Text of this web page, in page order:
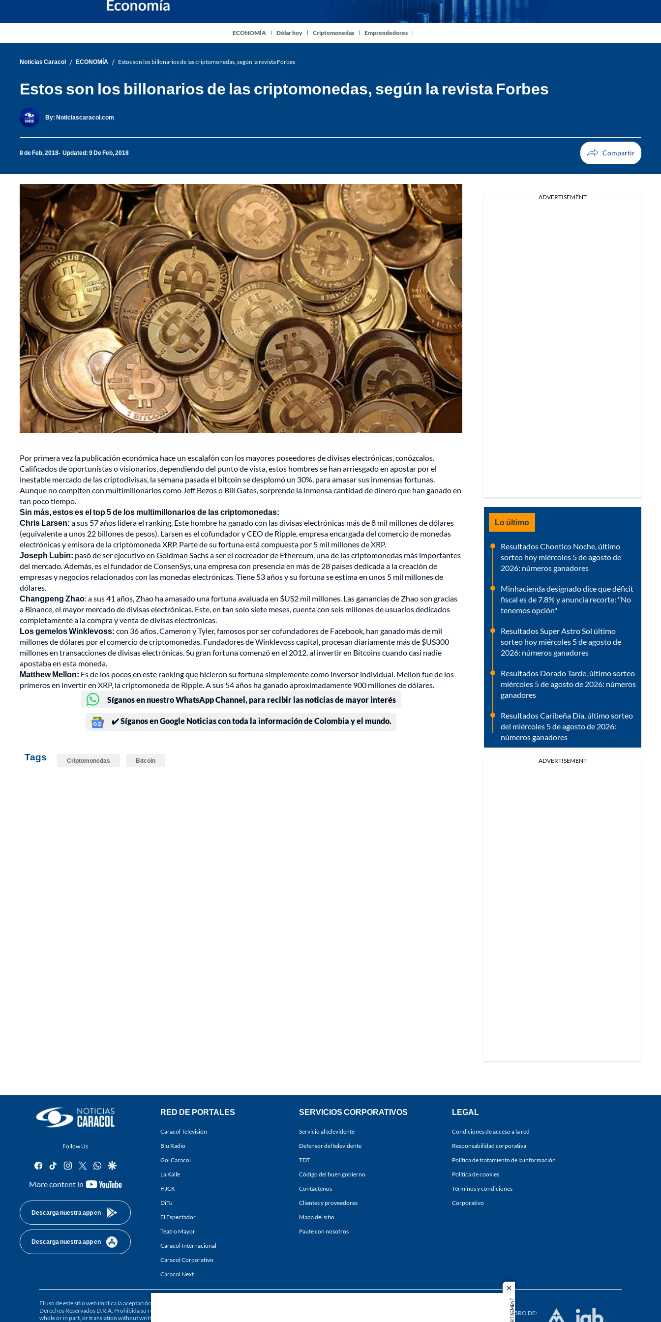
close
ECONOMÍA Dólar hoy Criptomonedas Emprendedores
Noticias Caracol / ECONOMÍA / Estos son los billonarios de las criptomonedas, según la revista Forbes
Estos son los billonarios de las criptomonedas, según la revista Forbes
By: Noticiascaracol.com
8 de Feb, 2018 Updated: 9 De Feb, 2018
Por primera vez la publicación económica hace un escalafón con los mayores poseedores de divisas electrónicas, conózcalos.
Calificados de oportunistas o visionarios, dependiendo del punto de vista, estos hombres se han arriesgado en apostar por el
inestable mercado de las criptodivisas, la semana pasada el bitcoin se desplomó un 30%, para amasar sus inmensas fortunas.
Aunque no compiten con multimillonarios como Jeff Bezos o Bill Gates, sorprende la inmensa cantidad de dinero que han ganado en
tan poco tiempo.
Sin más, estos es el top 5 de los multimillonarios de las criptomonedas:
Chris Larsen: a sus 57 años lidera el ranking. Este hombre ha ganado con las divisas electrónicas más de 8 mil millones de dólares
(equivalente a unos 22 billones de pesos). Larsen es el cofundador y CEO de Ripple, empresa encargada del comercio de monedas
electrónicas y emisora de la criptomoneda XRP. Parte de su fortuna está compuesta por 5 mil millones de XRP.
Joseph Lubin: pasó de ser ejecutivo en Goldman Sachs a ser el cocreador de Ethereum, una de las criptomonedas más importantes
del mercado. Además, es el fundador de ConsenSys, una empresa con presencia en más de 28 países dedicada a la creación de
empresas y negocios relacionados con las monedas electrónicas. Tiene 53 años y su fortuna se estima en unos 5 mil millones de
dólares.
Changpeng Zhao: a sus 41 años, Zhao ha amasado una fortuna avaluada en $US2 mil millones. Las ganancias de Zhao son gracias
a Binance, el mayor mercado de divisas electrónicas. Este, en tan solo siete meses, cuenta con seis millones de usuarios dedicados
completamente a la compra y venta de divisas electrónicas.
Los gemelos Winklevoss: con 36 años, Cameron y Tyler, famosos por ser cofundadores de Facebook, han ganado más de mil
millones de dólares por el comercio de criptomonedas. Fundadores de Winklevoss capital, procesan diariamente más de $US300
millones en transacciones de divisas electrónicas. Su gran fortuna comenzó en el 2012, al invertir en Bitcoins cuando casi nadie
apostaba en esta moneda.
Matthew Mellon: Es de los pocos en este ranking que hicieron su fortuna simplemente como inversor individual. Mellon fue de los
primeros en invertir en XRP, la criptomoneda de Ripple. A sus 54 años ha ganado aproximadamente 900 millones de dólares.
Síganos en nuestro WhatsApp Channel, para recibir las noticias de mayor interés
✔️ Síganos en Google Noticias con toda la información de Colombia y el mundo.
Tags Criptomonedas Bitcoin
ADVERTISEMENT
Lo último
Resultados Chontico Noche, último
sorteo hoy miércoles 5 de agosto de
2026: números ganadores
Minhacienda designado dice que déficit
fiscal es de 7.8% y anuncia recorte: "No
tenemos opción"
Resultados Super Astro Sol último
sorteo hoy miércoles 5 de agosto de
2026: números ganadores
Resultados Dorado Tarde, último sorteo
miércoles 5 de agosto de 2026: números
ganadores
Resultados Caribeña Día, último sorteo
del miércoles 5 de agosto de 2026:
números ganadores
ADVERTISEMENT
Follow Us
facebook
tiktok instagram
twitterwhatsapp
google
More content in
youtube-
Descarga nuestra app en
Descarga nuestra app en
RED DE PORTALES
Caracol Televisión
Blu Radio
Gol Caracol
La Kalle
HJCK
DiTu
El Espectador
Teatro Mayor
Caracol Internacional
Caracol Corporativo
Caracol Next
SERVICIOS CORPORATIVOS
Servicio al televidente
Defensor del televidente
TDT
Código del buen gobierno
Contáctenos
Clientes y proveedores
Mapa del sitio
Paute con nosotros
LEGAL
Condiciones de acceso a la red
Responsabilidad corporativa
Política de tratamiento de la información
Política de cookies
Términos y condiciones
Corporativo
El uso de este sitio web implica la aceptación de los
Derechos Reservados D.R.A. Prohibida su reproducción total o parcial, así como su traducción a cualquier idioma sin autorización escrita de su titular. Reproduction in
whole or in part, or translation without written permission is prohibited. All rights reserved 2025.
MIEMBRO DE: